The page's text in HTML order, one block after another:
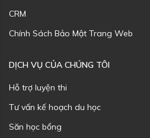
CRM
Chính Sách Bảo Mật Trang Web
DỊCH VỤ CỦA CHÚNG TÔI
Hỗ trợ luyện thi
Tư vấn kế hoạch du học
Săn học bổng